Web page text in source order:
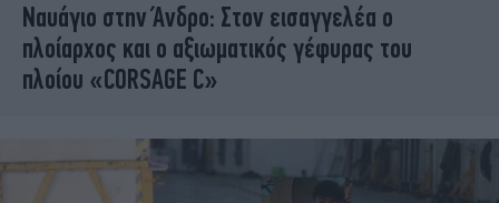
Ναυάγιο στην Άνδρο: Στον εισαγγελέα ο
πλοίαρχος και ο αξιωματικός γέφυρας του
πλοίου «CORSAGE C»